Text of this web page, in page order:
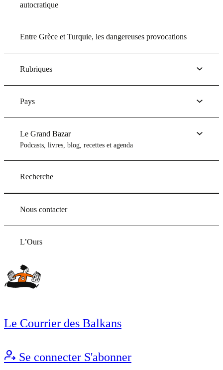
autocratique
Entre Grèce et Turquie, les dangereuses provocations
Rubriques
Pays
Le Grand Bazar
Podcasts, livres, blog, recettes et agenda
Recherche
Nous contacter
L’Ours
Le Courrier des Balkans
Se connecter S'abonner